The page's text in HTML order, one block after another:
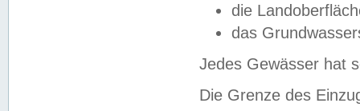
die
das
Jedes Gewässer hat
Die Grenze des